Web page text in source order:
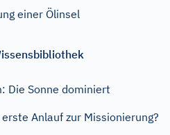
einer Ölinsel
Die Sonne dominiert
Anlauf zur Missionierung?